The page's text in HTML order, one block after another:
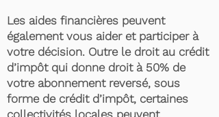
Les aides financières peuvent
également vous aider et participer à
votre décision. Outre le droit au crédit
d’impôt qui donne droit à 50% de
votre abonnement reversé, sous
forme de crédit d’impôt, certaines
collectivités locales peuvent